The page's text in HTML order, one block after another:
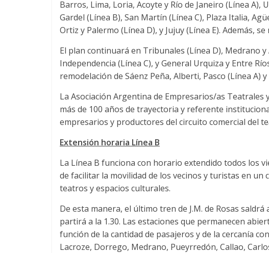
Barros, Lima, Loria, Acoyte y Río de Janeiro (Línea
Gardel (Línea B), San Martín (Línea C), Plaza Italia,
Ortiz y Palermo (Línea D), y Jujuy (Línea E). Además,
El plan continuará en Tribunales (Línea D), Medrano y
Independencia (Línea C), y General Urquiza y Entre
remodelación de Sáenz Peña, Alberti, Pasco (Línea A)
La Asociación Argentina de Empresarios/as
más de 100 años de trayectoria y referente
empresarios y productores del circuito comercial del
Extensión horaria Línea B
La Línea B funciona con horario extendido todos los
de facilitar la movilidad de los vecinos y turistas en
teatros y espacios culturales.
De esta manera, el último tren de J.M. de Rosas
partirá a la 1.30. Las estaciones que permanecen
función de la cantidad de pasajeros y de la cercanía
Lacroze, Dorrego, Medrano, Pueyrredón, Callao,